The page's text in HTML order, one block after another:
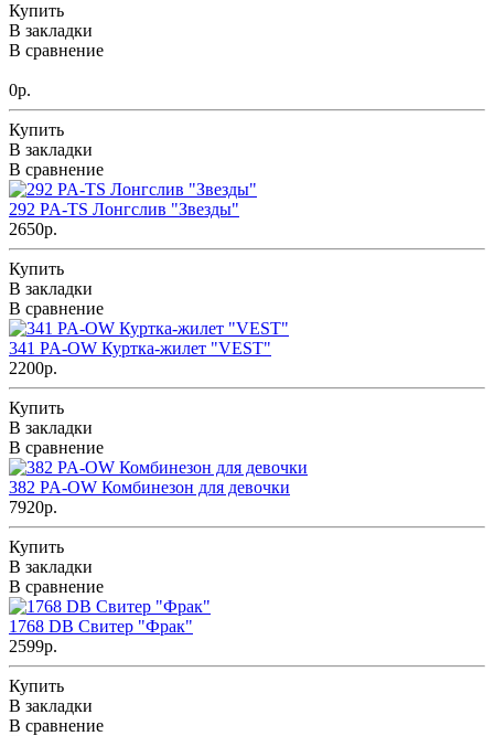
Купить
В закладки
В сравнение
0р.
Купить
В закладки
В сравнение
292 PA-TS Лонгслив "Звезды"
2650р.
Купить
В закладки
В сравнение
341 PA-OW Куртка-жилет "VEST"
2200р.
Купить
В закладки
В сравнение
382 PA-OW Комбинезон для девочки
7920р.
Купить
В закладки
В сравнение
1768 DB Свитер "Фрак"
2599р.
Купить
В закладки
В сравнение